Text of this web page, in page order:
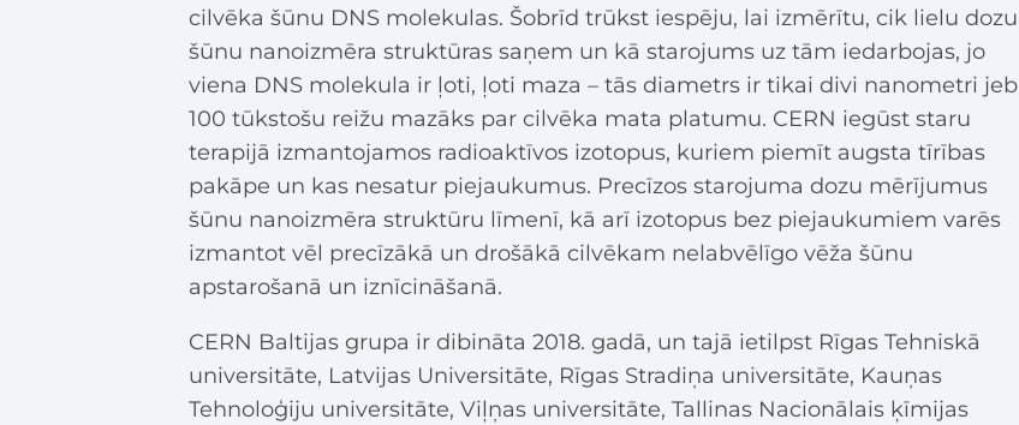
cilvēka šūnu DNS molekulas. Šobrīd trūkst iespēju, lai izmērītu, cik lielu dozu
šūnu nanoizmēra struktūras saņem un kā starojums uz tām iedarbojas, jo
viena DNS molekula ir ļoti, ļoti maza – tās diametrs ir tikai divi nanometri jeb
100 tūkstošu reižu mazāks par cilvēka mata platumu. CERN iegūst staru
terapijā izmantojamos radioaktīvos izotopus, kuriem piemīt augsta tīrības
pakāpe un kas nesatur piejaukumus. Precīzos starojuma dozu mērījumus
šūnu nanoizmēra struktūru līmenī, kā arī izotopus bez piejaukumiem varēs
izmantot vēl precīzākā un drošākā cilvēkam nelabvēlīgo vēža šūnu
apstarošanā un iznīcināšanā.
CERN Baltijas grupa ir dibināta 2018. gadā, un tajā ietilpst Rīgas Tehniskā
universitāte, Latvijas Universitāte, Rīgas Stradiņa universitāte, Kauņas
Tehnoloģiju universitāte, Viļņas universitāte, Tallinas Nacionālais ķīmijas